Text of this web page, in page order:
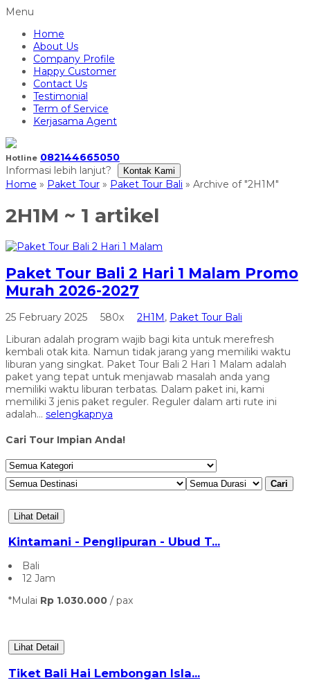
Menu
Home
About Us
Company Profile
Happy Customer
Contact Us
Testimonial
Term of Service
Kerjasama Agent
Hotline 082144665050
Informasi lebih lanjut?
Kontak Kami
Home » Paket Tour » Paket Tour Bali » Archive of "2H1M"
2H1M ~ 1 artikel
Paket Tour Bali 2 Hari 1 Malam Promo
Murah 2026-2027
25 February 2025 580x 2H1M , Paket Tour Bali
Liburan adalah program wajib bagi kita untuk merefresh
kembali otak kita. Namun tidak jarang yang memiliki waktu
liburan yang singkat. Paket Tour Bali 2 Hari 1 Malam adalah
paket yang tepat untuk menjawab masalah anda yang
memiliki waktu liburan terbatas. Dalam paket ini, kami
memiliki 3 jenis paket reguler. Reguler dalam arti rute ini
adalah... selengkapnya
Cari Tour Impian Anda!
Cari
Lihat Detail
Kintamani - Penglipuran - Ubud T...
Bali
12 Jam
*Mulai Rp 1.030.000 / pax
Lihat Detail
⁠Tiket Bali Hai Lembongan Isla...